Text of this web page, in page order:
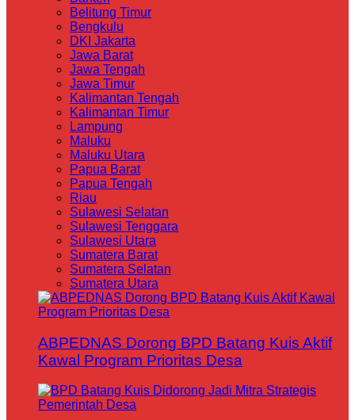
Belitung Timur
Bengkulu
DKI Jakarta
Jawa Barat
Jawa Tengah
Jawa Timur
Kalimantan Tengah
Kalimantan Timur
Lampung
Maluku
Maluku Utara
Papua Barat
Papua Tengah
Riau
Sulawesi Selatan
Sulawesi Tenggara
Sulawesi Utara
Sumatera Barat
Sumatera Selatan
Sumatera Utara
ABPEDNAS Dorong BPD Batang Kuis Aktif
Kawal Program Prioritas Desa